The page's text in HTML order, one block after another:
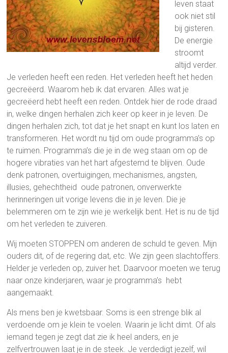
leven staat
ook niet stil
bij gisteren.
De energie
stroomt
altijd verder.
Je verleden heeft een reden. Het verleden heeft het heden
gecreëerd. Waarom heb ik dat ervaren. Alles wat je
gecreëerd hebt heeft een reden. Ontdek hier de rode draad
in, welke dingen herhalen zich keer op keer in je leven. De
dingen herhalen zich, tot dat je het snapt en kunt los laten en
transformeren. Het wordt nu tijd om oude programma’s op
te ruimen. Programma’s die je in de weg staan om op de
hogere vibraties van het hart afgestemd te blijven. Oude
denk patronen, overtuigingen, mechanismes, angsten,
illusies, gehechtheid oude patronen, onverwerkte
herinneringen uit vorige levens die in je leven. Die je
belemmeren om te zijn wie je werkelijk bent. Het is nu de tijd
om het verleden te zuiveren.
Wij moeten STOPPEN om anderen de schuld te geven. Mijn
ouders dit, of de regering dat, etc. We zijn geen slachtoffers.
Helder je verleden op, zuiver het. Daarvoor moeten we terug
naar onze kinderjaren, waar je programma’s hebt
aangemaakt.
Als mens ben je kwetsbaar. Soms is een strenge blik al
verdoende om je klein te voelen. Waarin je licht dimt. Of als
iemand tegen je zegt dat zie ik heel anders, en je
zelfvertrouwen laat je in de steek. Je verdedigt jezelf, wil